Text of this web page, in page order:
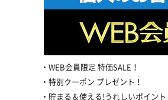
WEB会員限定 特価SALE！
特別クーポン プレゼント！
貯まる＆使える!うれしいポイント